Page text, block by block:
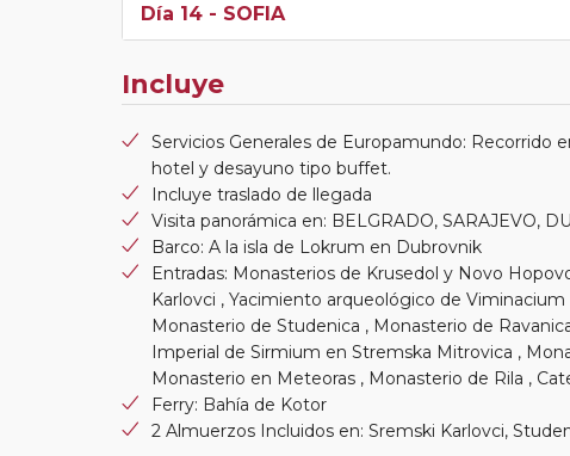
Día 14 - SOFIA
Incluye
Servicios Generales de Europamundo: Recorrido
hotel y desayuno tipo buffet.
Incluye traslado de llegada
Visita panorámica en: BELGRADO, SARAJEVO,
Barco: A la isla de Lokrum en Dubrovnik
Entradas: Monasterios de Krusedol y Novo
Karlovci , Yacimiento arqueológico de
Monasterio de Studenica , Monasterio de
Imperial de Sirmium en Stremska Mitrovica ,
Monasterio en Meteoras , Monasterio de Rila ,
Ferry: Bahía de Kotor
2 Almuerzos Incluidos en: Sremski Karlovci,